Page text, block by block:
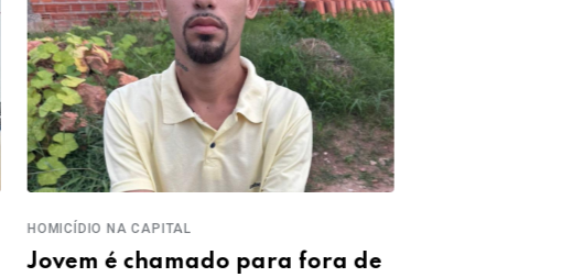
HOMICÍDIO NA CAPITAL
Jovem é chamado para fora de